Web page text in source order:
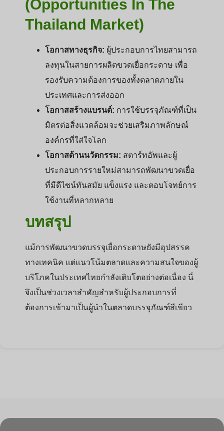
(Opportunities In The
Thailand Market)
โอกาสทางธุรกิจ: ผู้ประกอบการไทยสามารถ
ลงทุนในสายการผลิตขวดเยื่อกระดาษ เพื่อ
รองรับความต้องการของทั้งตลาดภายใน
ประเทศและการส่งออก
โอกาสสร้างแบรนด์: การใช้บรรจุภัณฑ์ที่เป็น
มิตรต่อสิ่งแวดล้อมจะช่วยเสริมภาพลักษณ์
องค์กรที่ใส่ใจโลก
โอกาสด้านนวัตกรรม: สตาร์ทอัพและผู้
ประกอบการรายใหม่สามารถพัฒนาขวดเยื่อ
ที่มีดีไซน์ทันสมัย แข็งแรง และตอบโจทย์การ
ใช้งานที่หลากหลาย
บทสรุป
แม้การพัฒนาขวดบรรจุเยื่อกระดาษยังมีอุปสรรค
ทางเทคนิค แต่แนวโน้มตลาดและความสนใจของผู้
บริโภคในประเทศไทยกำลังเติบโตอย่างต่อเนื่อง นี่
จึงเป็นช่วงเวลาสำคัญสำหรับผู้ประกอบการที่
ต้องการเข้ามาเป็นผู้นำในตลาดบรรจุภัณฑ์สีเขียว